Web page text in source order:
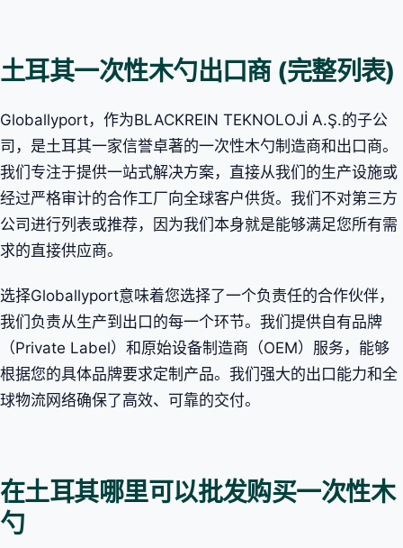
土耳其一次性木勺出口商 (完整列表)
Globallyport，作为BLACKREIN TEKNOLOJİ A.Ş.的子公
司，是土耳其一家信誉卓著的一次性木勺制造商和出口商。
我们专注于提供一站式解决方案，直接从我们的生产设施或
经过严格审计的合作工厂向全球客户供货。我们不对第三方
公司进行列表或推荐，因为我们本身就是能够满足您所有需
求的直接供应商。
选择Globallyport意味着您选择了一个负责任的合作伙伴，
我们负责从生产到出口的每一个环节。我们提供自有品牌
（Private Label）和原始设备制造商（OEM）服务，能够
根据您的具体品牌要求定制产品。我们强大的出口能力和全
球物流网络确保了高效、可靠的交付。
在土耳其哪里可以批发购买一次性木
勺